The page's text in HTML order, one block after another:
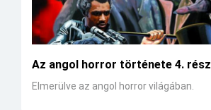
Az angol horror története 4. rész
Elmerülve az angol horror világában.